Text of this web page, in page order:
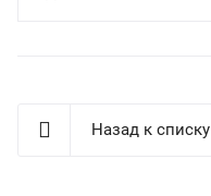
Назад к списку